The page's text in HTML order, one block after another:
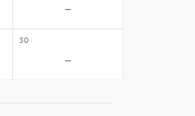
-
30
-